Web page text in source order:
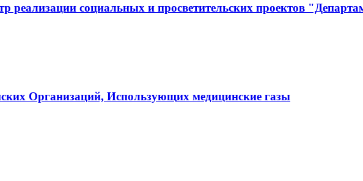
реализации социальных и просветительских проектов
Организаций, Использующих медицинские газы